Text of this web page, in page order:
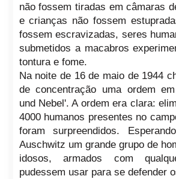
não fossem tiradas em câmaras
e crianças não fossem
fossem escravizadas, seres
submetidos a macabros
tontura e fome.
Na noite de 16 de maio de 1944
de concentração uma ordem
und Nebel'. A ordem era clara:
4000 humanos presentes no
foram surpreendidos.
Auschwitz um grande grupo de
idosos, armados com
pudessem usar para se defender